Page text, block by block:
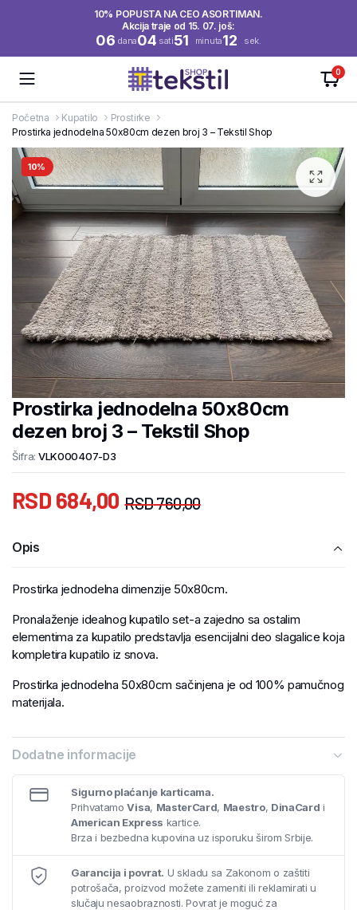
10% POPUSTA NA CEO ASORTIMAN.
Akcija traje od 15. 07. još:
06 dana04 sati51 minuta11 sek.
0
Početna Kupatilo
Prostirke
Prostirka jednodelna 50x80cm dezen broj 3 – Tekstil Shop
10%
Prostirka jednodelna 50x80cm
dezen broj 3 – Tekstil Shop
Šifra: VLK000407-D3
RSD760,00
RSD 684,00
Opis
Prostirka jednodelna dimenzije 50x80cm.
Pronalaženje idealnog kupatilo set-a zajedno sa ostalim
elementima za kupatilo predstavlja esencijalni deo slagalice koja
kompletira kupatilo iz snova.
Prostirka jednodelna 50x80cm sačinjena je od 100% pamučnog
materijala.
Dodatne informacije
Sigurno plaćanje karticama.
PrihvatamoVisa, MasterCard, Maestro, DinaCard i
American Express kartice.
Brza i bezbedna kupovina uz isporuku širom Srbije.
Garancija i povrat. U skladu sa Zakonom o zaštiti
potrošača, proizvod možete zameniti ili reklamirati u
slučaju nesaobraznosti. Povrat je moguć za